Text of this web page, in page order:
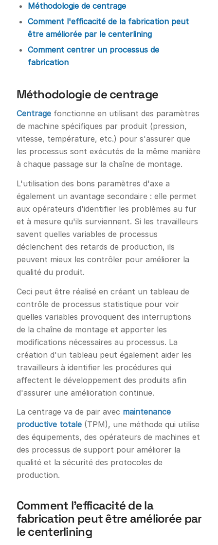
Méthodologie de centrage
Comment l'efficacité de la fabrication peut
être améliorée par le centerlining
Comment centrer un processus de
fabrication
Méthodologie de centrage
Centragefonctionne en utilisant des paramètres
de machine spécifiques par produit (pression,
vitesse, température, etc.) pour s'assurer que
les processus sont exécutés de la même manière
à chaque passage sur la chaîne de montage.
L'utilisation des bons paramètres d'axe a
également un avantage secondaire : elle permet
aux opérateurs d'identifier les problèmes au fur
et à mesure qu'ils surviennent. Si les travailleurs
savent quelles variables de processus
déclenchent des retards de production, ils
peuvent mieux les contrôler pour améliorer la
qualité du produit.
Ceci peut être réalisé en créant un tableau de
contrôle de processus statistique pour voir
quelles variables provoquent des interruptions
de la chaîne de montage et apporter les
modifications nécessaires au processus. La
création d'un tableau peut également aider les
travailleurs à identifier les procédures qui
affectent le développement des produits afin
d'assurer une amélioration continue.
La centrage va de pair avec maintenance
productive totale(TPM), une méthode qui utilise
des équipements, des opérateurs de machines et
des processus de support pour améliorer la
qualité et la sécurité des protocoles de
production.
Comment l'efficacité de la
fabrication peut être améliorée par
le centerlining